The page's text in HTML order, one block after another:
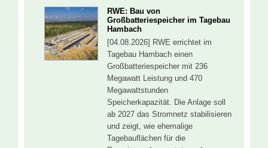
RWE: Bau von
Großbatteriespeicher im Tagebau
Hambach
[04.08.2026] RWE errichtet im
Tagebau Hambach einen
Großbatteriespeicher mit 236
Megawatt Leistung und 470
Megawattstunden
Speicherkapazität. Die Anlage soll
ab 2027 das Stromnetz stabilisieren
und zeigt, wie ehemalige
Tagebauflächen für die